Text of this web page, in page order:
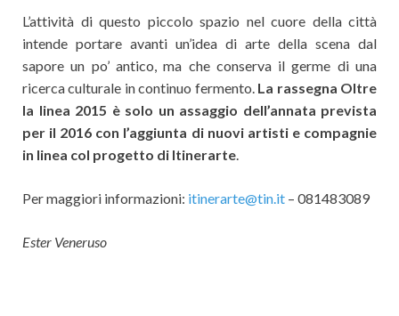
L’attività di questo piccolo spazio nel cuore della città
intende portare avanti un’idea di arte della scena dal
sapore un po’ antico, ma che conserva il germe di una
ricerca culturale in continuo fermento. La rassegna Oltre
la linea 2015 è solo un assaggio dell’annata prevista
per il 2016 con l’aggiunta di nuovi artisti e compagnie
in linea col progetto di Itinerarte
Per maggiori informazioni: itinerarte@tin.it – 081483089
Ester Veneruso